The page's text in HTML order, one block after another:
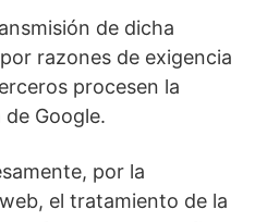
de dicha
razones de exigencia
procesen la
Google.
por la
el tratamiento de la